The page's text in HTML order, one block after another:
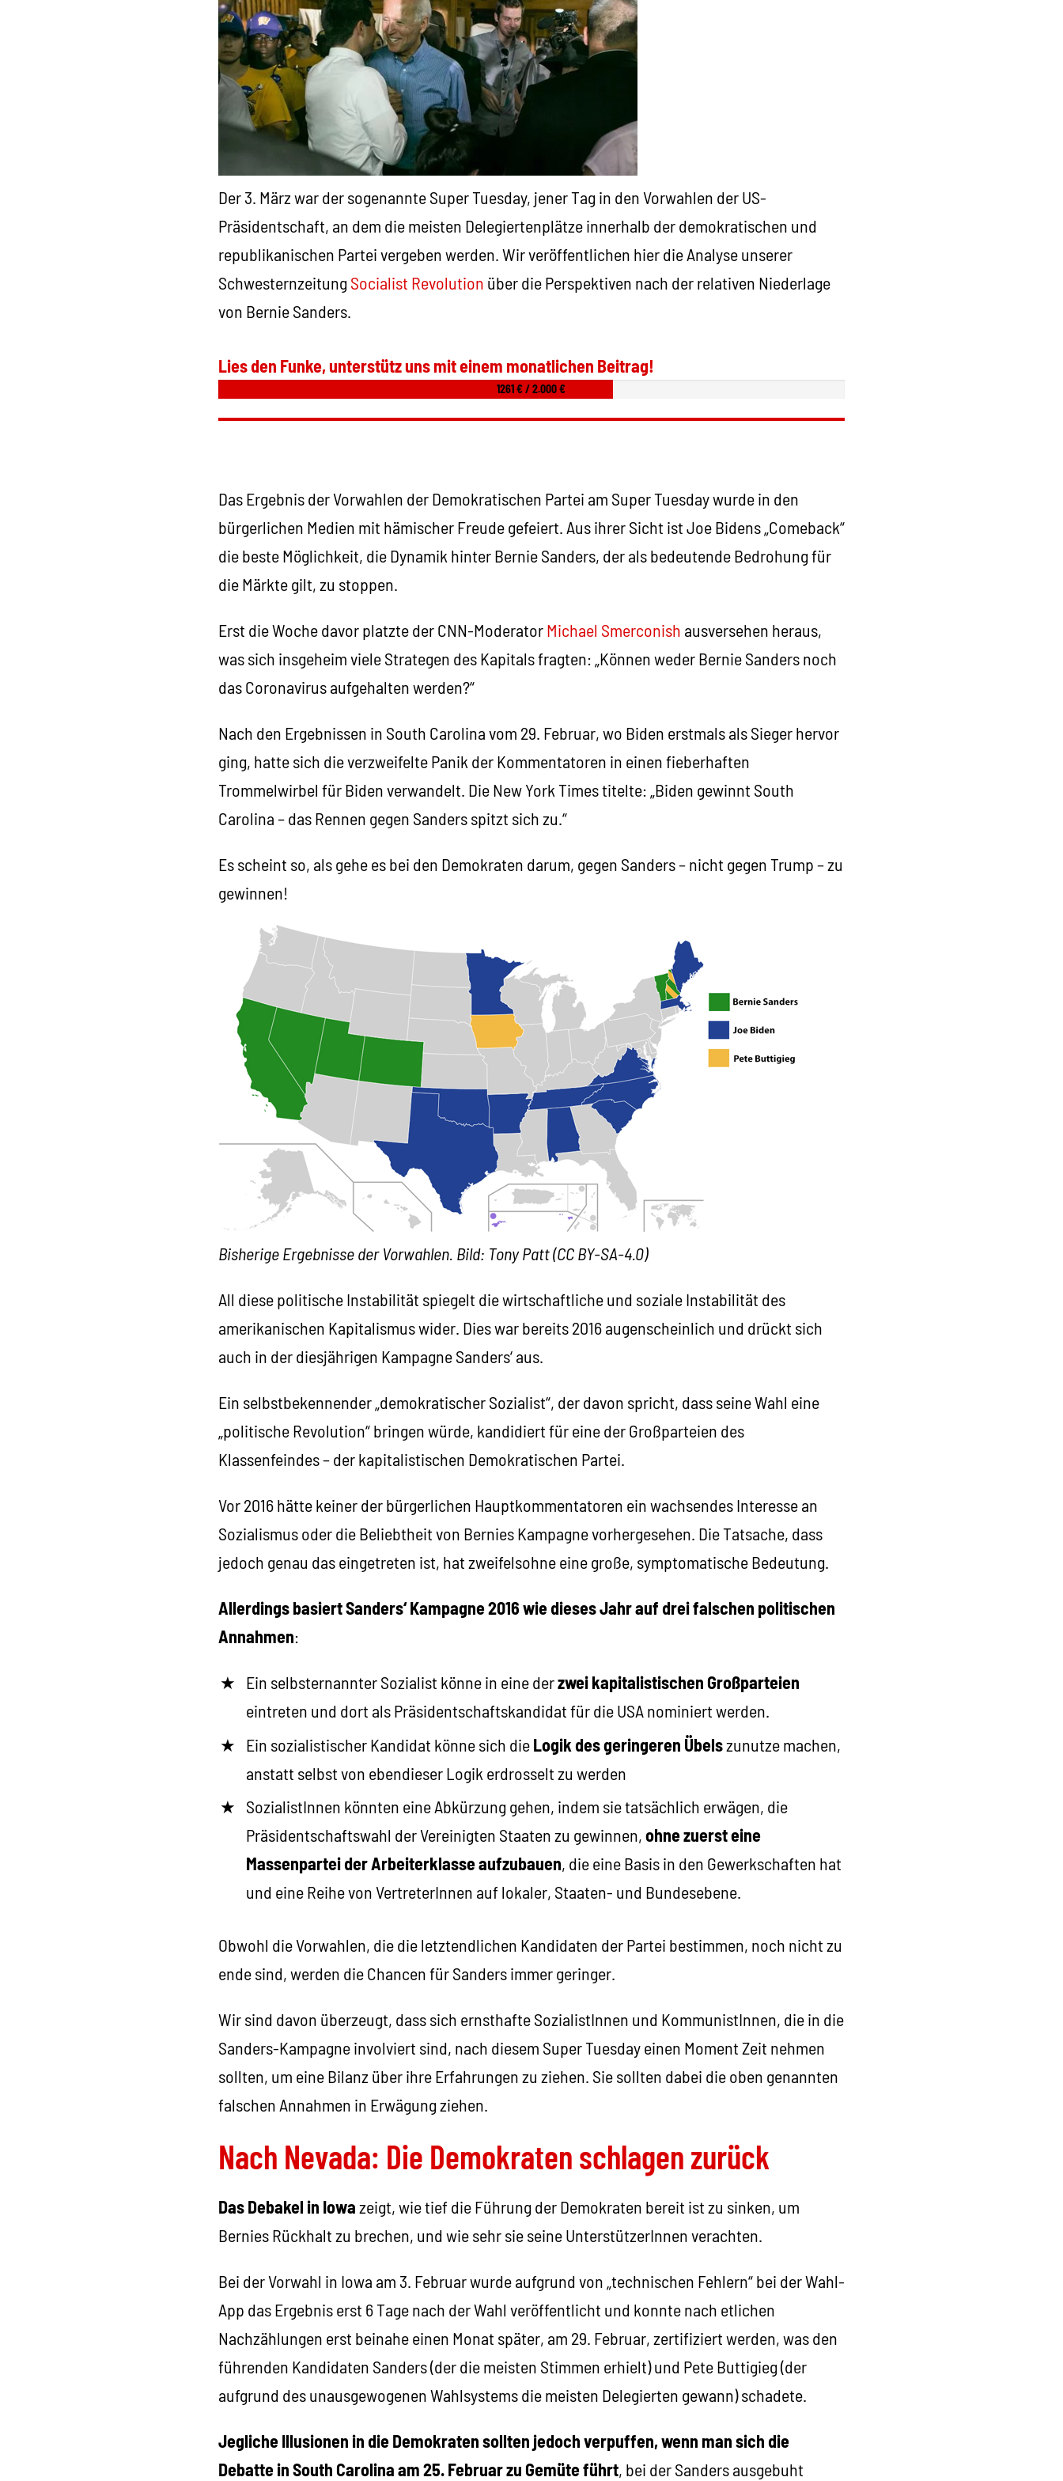
Der 3. März war der sogenannte Super Tuesday, jener Tag in den Vorwahlen der US-
Präsidentschaft, an dem die meisten Delegiertenplätze innerhalb der demokratischen und
republikanischen Partei vergeben werden. Wir veröffentlichen hier die Analyse unserer
SchwesternzeitungSocialist Revolution über die Perspektiven nach der relativen Niederlage
von Bernie Sanders.
Lies den Funke, unterstütz uns mit einem monatlichen Beitrag!
1261 € / 2.000 €
Das Ergebnis der Vorwahlen der Demokratischen Partei am Super Tuesday wurde in den
bürgerlichen Medien mit hämischer Freude gefeiert. Aus ihrer Sicht ist Joe Bidens „Comeback“
die beste Möglichkeit, die Dynamik hinter Bernie Sanders, der als bedeutende Bedrohung für
die Märkte gilt, zu stoppen.
Erst die Woche davor platzte der CNN-ModeratorMichael Smerconish ausversehen heraus,
was sich insgeheim viele Strategen des Kapitals fragten: „Können weder Bernie Sanders noch
das Coronavirus aufgehalten werden?“
Nach den Ergebnissen in South Carolina vom 29. Februar, wo Biden erstmals als Sieger hervor
ging, hatte sich die verzweifelte Panik der Kommentatoren in einen fieberhaften
Trommelwirbel für Biden verwandelt. Die New York Times titelte: „Biden gewinnt South
Carolina – das Rennen gegen Sanders spitzt sich zu.“
Es scheint so, als gehe es bei den Demokraten darum, gegen Sanders – nicht gegen Trump – zu
gewinnen!
Bisherige Ergebnisse der Vorwahlen. Bild: Tony Patt (CC BY-SA-4.0)
All diese politische Instabilität spiegelt die wirtschaftliche und soziale Instabilität des
amerikanischen Kapitalismus wider. Dies war bereits 2016 augenscheinlich und drückt sich
auch in der diesjährigen Kampagne Sanders‘ aus.
Ein selbstbekennender „demokratischer Sozialist“, der davon spricht, dass seine Wahl eine
„politische Revolution“ bringen würde, kandidiert für eine der Großparteien des
Klassenfeindes – der kapitalistischen Demokratischen Partei.
Vor 2016 hätte keiner der bürgerlichen Hauptkommentatoren ein wachsendes Interesse an
Sozialismus oder die Beliebtheit von Bernies Kampagne vorhergesehen. Die Tatsache, dass
jedoch genau das eingetreten ist, hat zweifelsohne eine große, symptomatische Bedeutung.
Allerdings basiert Sanders‘ Kampagne 2016 wie dieses Jahr auf drei falschen politischen
Annahmen:
Ein selbsternannter Sozialist könne in eine derzwei kapitalistischen Großparteien
eintreten und dort als Präsidentschaftskandidat für die USA nominiert werden.
Ein sozialistischer Kandidat könne sich dieLogik des geringeren Übelszunutze machen,
anstatt selbst von ebendieser Logik erdrosselt zu werden
SozialistInnen könnten eine Abkürzung gehen, indem sie tatsächlich erwägen, die
Präsidentschaftswahl der Vereinigten Staaten zu gewinnen,ohne zuerst eine
Massenpartei der Arbeiterklasse aufzubauen, die eine Basis in den Gewerkschaften hat
und eine Reihe von VertreterInnen auf lokaler, Staaten- und Bundesebene.
Obwohl die Vorwahlen, die die letztendlichen Kandidaten der Partei bestimmen, noch nicht zu
ende sind, werden die Chancen für Sanders immer geringer.
Wir sind davon überzeugt, dass sich ernsthafte SozialistInnen und KommunistInnen, die in die
Sanders-Kampagne involviert sind, nach diesem Super Tuesday einen Moment Zeit nehmen
sollten, um eine Bilanz über ihre Erfahrungen zu ziehen. Sie sollten dabei die oben genannten
falschen Annahmen in Erwägung ziehen.
Nach Nevada: Die Demokraten schlagen zurück
Das Debakel in Iowazeigt, wie tief die Führung der Demokraten bereit ist zu sinken, um
Bernies Rückhalt zu brechen, und wie sehr sie seine UnterstützerInnen verachten.
Bei der Vorwahl in Iowa am 3. Februar wurde aufgrund von „technischen Fehlern“ bei der Wahl-
App das Ergebnis erst 6 Tage nach der Wahl veröffentlicht und konnte nach etlichen
Nachzählungen erst beinahe einen Monat später, am 29. Februar, zertifiziert werden, was den
führenden Kandidaten Sanders (der die meisten Stimmen erhielt) und Pete Buttigieg (der
aufgrund des unausgewogenen Wahlsystems die meisten Delegierten gewann) schadete.
Jegliche Illusionen in die Demokraten sollten jedoch verpuffen, wenn man sich die
Debatte in South Carolina am 25. Februar zu Gemüte führt, bei der Sanders ausgebuht